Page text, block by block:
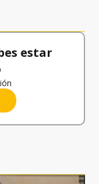
estar